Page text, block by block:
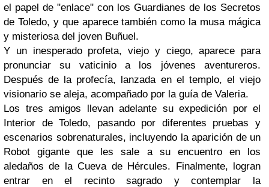
el papel de "enlace" con los Guardianes de los Secretos
de Toledo, y que aparece también como la musa mágica
y misteriosa del joven Buñuel.
Y un inesperado profeta, viejo y ciego, aparece para
pronunciar su vaticinio a los jóvenes aventureros.
Después de la profecía, lanzada en el templo, el viejo
visionario se aleja, acompañado por la guía de Valeria.
Los tres amigos llevan adelante su expedición por el
Interior de Toledo, pasando por diferentes pruebas y
escenarios sobrenaturales, incluyendo la aparición de un
Robot gigante que les sale a su encuentro en los
aledaños de la Cueva de Hércules. Finalmente, logran
entrar en el recinto sagrado y contemplar la